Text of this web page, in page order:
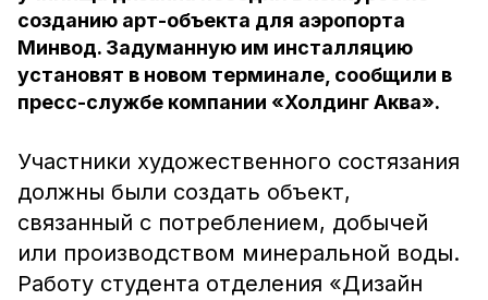
созданию арт-объекта для аэропорта
Минвод. Задуманную им инсталляцию
установят в новом терминале, сообщили в
пресс-службе компании «Холдинг Аква».
Участники художественного состязания
должны были создать объект,
связанный с потреблением, добычей
или производством минеральной воды.
Работу студента отделения «Дизайн